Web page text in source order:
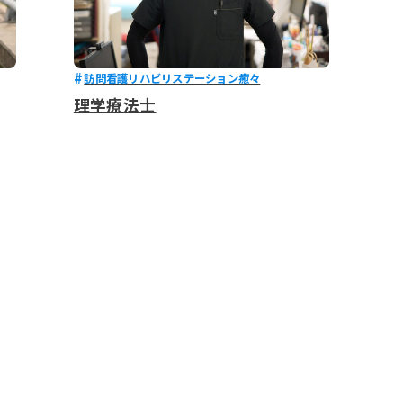
訪問看護リハビリステーション癒々
理学療法士